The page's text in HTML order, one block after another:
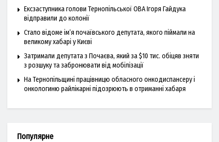
Ексзаступника голови Тернопільської ОВА Ігоря Гайдука
відправили до колонії
Стало відоме ім’я почаївського депутата, якого піймали на
великому хабарі у Києві
Затримали депутата з Почаєва, який за $10 тис. обіцяв зняти
з розшуку та забронювати від мобілізації
На Тернопільщині працівницю обласного онкодиспансеру і
онкологиню райлікарні підозрюють в отриманні хабаря
Популярне